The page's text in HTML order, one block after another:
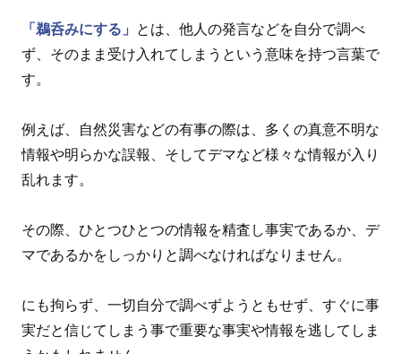
「鵜呑みにする」
とは、他人の発言などを自分で調べ
ず、そのまま受け入れてしまうという意味を持つ言葉で
す。
例えば、自然災害などの有事の際は、多くの真意不明な
情報や明らかな誤報、そしてデマなど様々な情報が入り
乱れます。
その際、ひとつひとつの情報を精査し事実であるか、デ
マであるかをしっかりと調べなければなりません。
にも拘らず、一切自分で調べずようともせず、すぐに事
実だと信じてしまう事で重要な事実や情報を逃してしま